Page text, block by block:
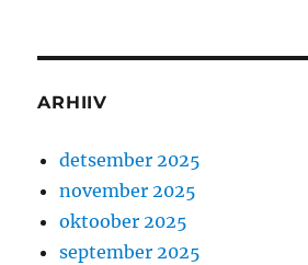
ARHIIV
detsember 2025
november 2025
oktoober 2025
september 2025